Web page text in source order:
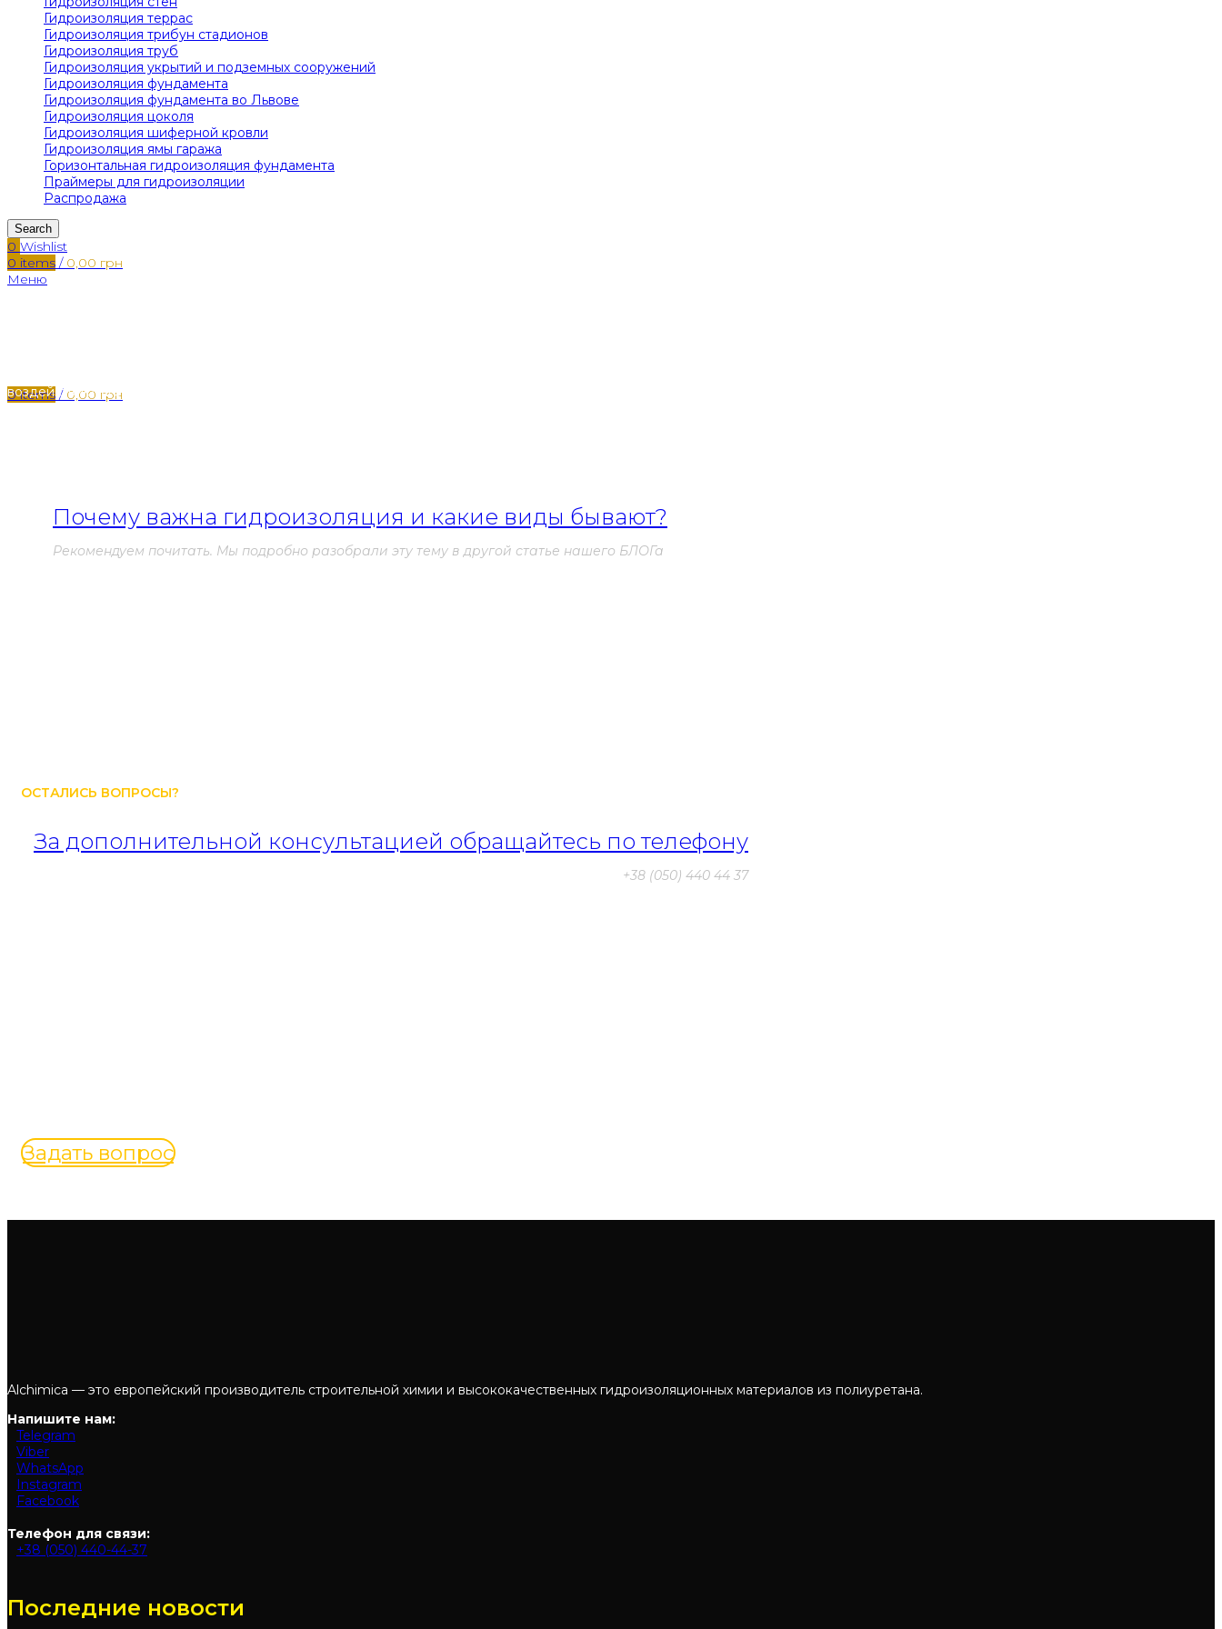
Гидроизоляция террас
Гидроизоляция трибун стадионов
Гидроизоляция труб
Гидроизоляция укрытий и подземных сооружений
Гидроизоляция фундамента
Гидроизоляция фундамента во Львове
Гидроизоляция цоколя
Гидроизоляция шиферной кровли
Гидроизоляция ямы гаража
Горизонтальная гидроизоляция фундамента
Праймеры для гидроизоляции
Распродажа
Search
0 Wishlist
0 items / 0,00 грн
Меню
0items / 0,00 грн
воздействию агрессивных сред или химических веществ, часто сталкиваются с проблемой коррозии, что
может привести к повреждению и разрушению материала. Hyperdesmo помогает предотвратить это,
Почему важна гидроизоляция и какие виды бывают?
Рекомендуем почитать. Мы подробно разобрали эту тему в другой статье нашего БЛОГа
ОСТАЛИСЬ ВОПРОСЫ?
За дополнительной консультацией обращайтесь по телефону
+38 (050) 440 44 37
Задать вопрос
Alchimica — это европейский производитель строительной химии и высококачественных гидроизоляционных материалов из полиуретана.
Напишите нам:
Telegram
Viber
WhatsApp
Instagram
Facebook
Телефон для связи:
+38 (050) 440-44-37
Последние новости